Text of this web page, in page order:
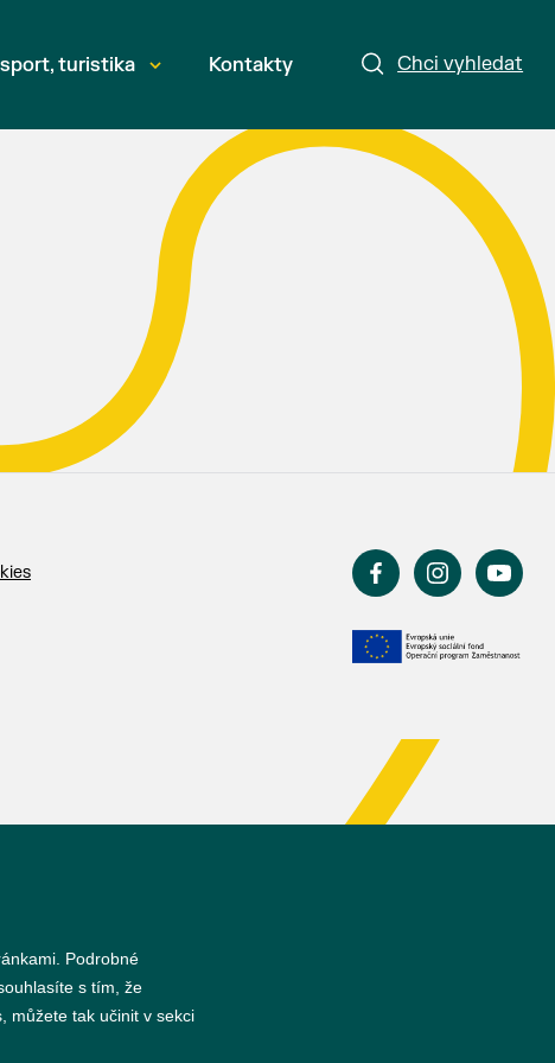
Chci vyhledat
turistika Kontakty
Podrobné
s tím, že
můžete tak učinit v sekci